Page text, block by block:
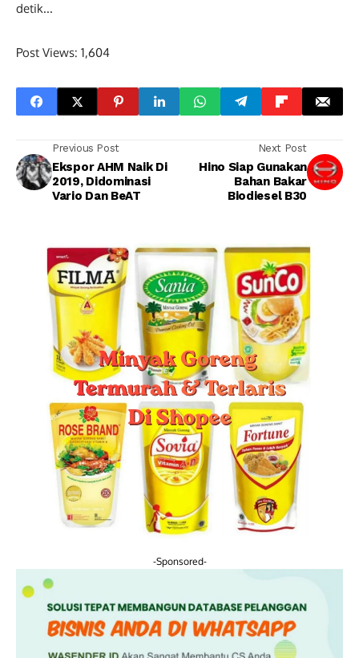
detik...
Post Views: 1,604
Previous Post
Ekspor AHM Naik Di
2019, Didominasi
Vario Dan BeAT
Next Post
Hino Siap Gunakan
Bahan Bakar
Biodiesel B30
-Sponsored-